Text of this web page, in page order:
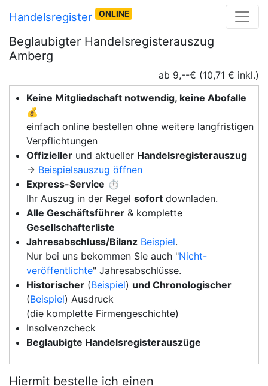
Handelsregister ONLINE
Beglaubigter Handelsregisterauszug
Amberg
ab 9,--€ (10,71 € inkl.)
Keine Mitgliedschaft notwendig, keine Abofalle
💰
einfach online bestellen ohne weitere langfristigen
Verpflichtungen
Offizieller und aktueller Handelsregisterauszug
→ Beispielsauszug öffnen
Express-Service ⏱️
Ihr Auszug in der Regel sofort downladen.
Alle Geschäftsführer & komplette
Gesellschafterliste
Jahresabschluss/Bilanz Beispiel.
Nur bei uns bekommen Sie auch "Nicht-
veröffentlichte" Jahresabschlüsse.
Historischer (Beispiel) und Chronologischer
(Beispiel) Ausdruck
(die komplette Firmengeschichte)
Insolvenzcheck
Beglaubigte Handelsregisterauszüge
Hiermit bestelle ich einen